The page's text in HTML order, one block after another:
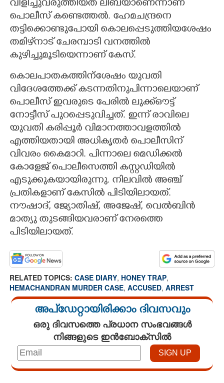
വിളിച്ചുവരുത്തിയത് ലീബയാണെന്നാണ്
പൊലീസ് കണ്ടെത്തൽ. ഹേമചന്ദ്രനെ
തട്ടിക്കൊണ്ടുപോയി കൊലപ്പെടുത്തിയശേഷം
തമിഴ്‌നാട് ചേരമ്പാടി വനത്തിൽ
കുഴിച്ചുമൂടിയെന്നാണ് കേസ്.
കൊലപാതകത്തിന്ശേഷം യുവതി
വിദേശത്തേക്ക് കടന്നതിനുപിന്നാലെയാണ്
പൊലീസ് ഇവരുടെ പേരിൽ ലുക്ക്ഔട്ട്
നോട്ടീസ് പുറപ്പെടുവിച്ചത്. ഇന്ന് രാവിലെ
യുവതി കരിപ്പൂർ വിമാനത്താവളത്തിൽ
എത്തിയതായി അധികൃതർ പൊലീസിന്
വിവരം കൈമാറി. പിന്നാലെ മെഡിക്കൽ
കോളേജ് പൊലീസെത്തി കസ്റ്റഡിയിൽ
എടുക്കുകയായിരുന്നു. നിലവിൽ അഞ്ച്
പ്രതികളാണ് കേസിൽ പിടിയിലായത്.
നൗഷാദ്, ജ്യോതിഷ്, അജേഷ്, വെൽബിൻ
മാത്യു തുടങ്ങിയവരാണ് നേരത്തെ
പിടിയിലായത്.
RELATED TOPICS: CASE DIARY, HONEY TRAP,
HEMACHANDRAN MURDER CASE, ACCUSED, ARREST
അപ്ഡേറ്റായിരിക്കാം ദിവസവും
ഒരു ദിവസത്തെ പ്രധാന സംഭവങ്ങൾ
നിങ്ങളുടെ ഇൻബോക്സിൽ